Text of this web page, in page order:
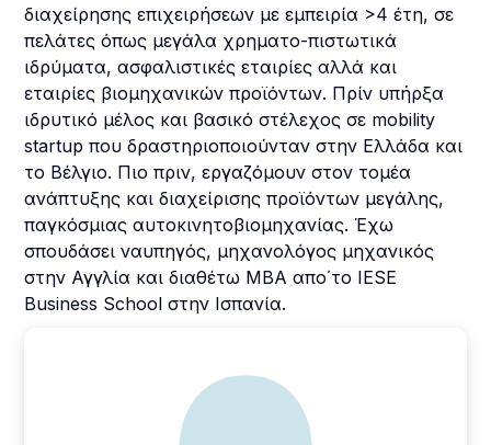
διαχείρησης επιχειρήσεων με εμπειρία >4 έτη, σε
πελάτες όπως μεγάλα χρηματο-πιστωτικά
ιδρύματα, ασφαλιστικές εταιρίες αλλά και
εταιρίες βιομηχανικών προϊόντων. Πρίν υπήρξα
ιδρυτικό μέλος και βασικό στέλεχος σε mobility
startup που δραστηριοποιούνταν στην Ελλάδα και
το Βέλγιο. Πιο πριν, εργαζόμουν στον τομέα
ανάπτυξης και διαχείρισης προϊόντων μεγάλης,
παγκόσμιας αυτοκινητοβιομηχανίας. Έχω
σπουδάσει ναυπηγός, μηχανολόγος μηχανικός
στην Αγγλία και διαθέτω MBA απο΄το IESE
Business School στην Ισπανία.